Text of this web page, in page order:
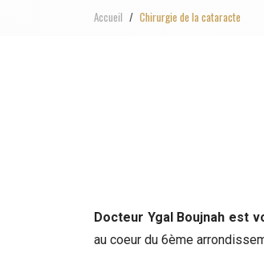
Accueil Chirurgie de la cataracte
Docteur Ygal Boujnah est
au coeur du 6ème